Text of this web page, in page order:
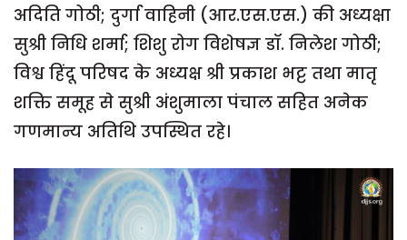
अदिति गोठी; दुर्गा वाहिनी (आर.एस.एस.) की अध्यक्षा
सुश्री निधि शर्मा; शिशु रोग विशेषज्ञ डॉ. निलेश गोठी;
विश्व हिंदू परिषद के अध्यक्ष श्री प्रकाश भट्ट तथा मातृ
शक्ति समूह से सुश्री अंशुमाला पंचाल सहित अनेक
गणमान्य अतिथि उपस्थित रहे।